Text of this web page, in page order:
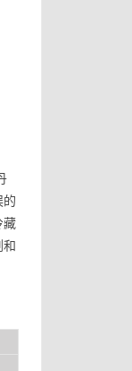
的
藏
和